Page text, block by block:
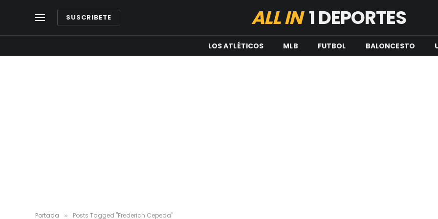
SUSCRIBETE ALL IN1 DEPORTES
LOS ATLÉTICOS MLB FUTBOL BALONCESTO
Portada » Posts Tagged "Frederich Cepeda"